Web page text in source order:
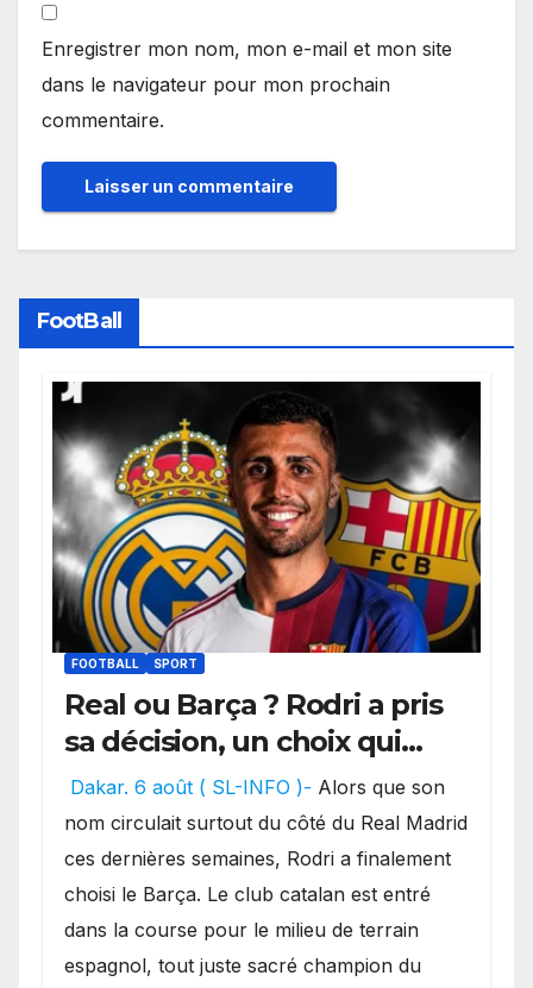
Enregistrer mon nom, mon e-mail et mon site
dans le navigateur pour mon prochain
commentaire.
FootBall
FOOTBALL SPORT
Real ou Barça ? Rodri a pris
sa décision, un choix qui
pourrait faire grand bruit
sur le marché des
transferts.
Dakar. 6 août ( SL-INFO )- Alors que son
nom circulait surtout du côté du Real Madrid
ces dernières semaines, Rodri a finalement
choisi le Barça. Le club catalan est entré
dans la course pour le milieu de terrain
espagnol, tout juste sacré champion du